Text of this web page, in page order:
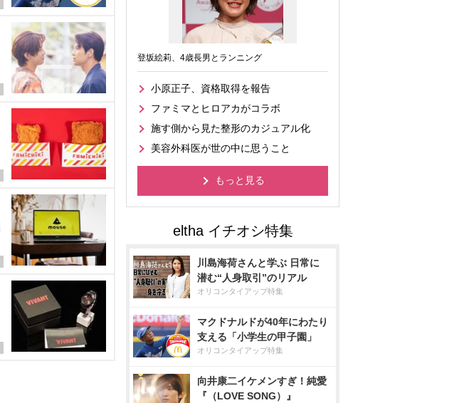
登坂絵莉、4歳長男とランニング
小原正子、資格取得を報告
ファミマとヒロアカがコラボ
施す側から見た整形のカジュアル化
美容外科医が世の中に思うこと
もっと見る
川島海荷さんと学ぶ 日常に
潜む“人身取引”のリアル
オリコンタイアップ特集
マクドナルドが40年にわたり
支える「小学生の甲子園」
オリコンタイアップ特集
向井康二イケメンすぎ！純愛
『（LOVE SONG）』